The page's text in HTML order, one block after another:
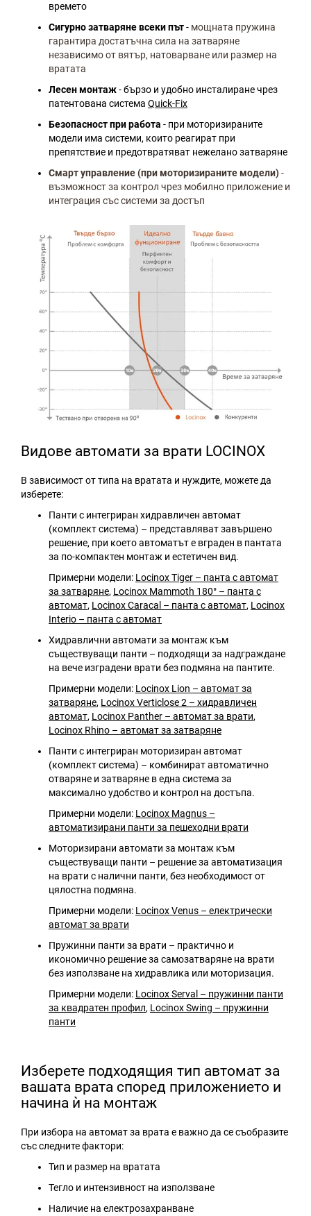
времето
Сигурно затваряне всеки път- мощната пружина
гарантира достатъчна сила на затваряне
независимо от вятър, натоварване или размер на
вратата
Лесен монтаж- бързо и удобно инсталиране чрез
патентована система Quick-Fix
Безопасност при работа - при моторизираните
модели има системи, които реагират при
препятствие и предотвратяват нежелано затваряне
Смарт управление (при моторизираните модели)-
възможност за контрол чрез мобилно приложение и
интеграция със системи за достъп
Видове автомати за врати LOCINOX
В зависимост от типа на вратата и нуждите, можете да
изберете:
Панти с интегриран хидравличен автомат
(комплект система) – представляват завършено
решение, при което автоматът е вграден в пантата
за по-компактен монтаж и естетичен вид.
Примерни модели: Locinox Tiger – панта с автомат
за затваряне, Locinox Mammoth 180° – панта с
автомат, Locinox Caracal – панта с автомат, Locinox
Interio – панта с автомат
Хидравлични автомати за монтаж към
съществуващи панти – подходящи за надграждане
на вече изградени врати без подмяна на пантите.
Примерни модели: Locinox Lion – автомат за
затваряне, Locinox Verticlose 2 – хидравличен
автомат, Locinox Panther – автомат за врати,
Locinox Rhino – автомат за затваряне
Панти с интегриран моторизиран автомат
(комплект система) – комбинират автоматично
отваряне и затваряне в една система за
максимално удобство и контрол на достъпа.
Примерни модели: Locinox Magnus –
автоматизирани панти за пешеходни врати
Моторизирани автомати за монтаж към
съществуващи панти – решение за автоматизация
на врати с налични панти, без необходимост от
цялостна подмяна.
Примерни модели: Locinox Venus – електрически
автомат за врати
Пружинни панти за врати – практично и
икономично решение за самозатваряне на врати
без използване на хидравлика или моторизация.
Примерни модели: Locinox Serval – пружинни панти
за квадратен профил, Locinox Swing – пружинни
панти
Изберете подходящия тип автомат за
вашата врата според приложението и
начина ѝ на монтаж
При избора на автомат за врата е важно да се съобразите
със следните фактори:
Тип и размер на вратата
Тегло и интензивност на използване
Наличие на електрозахранване